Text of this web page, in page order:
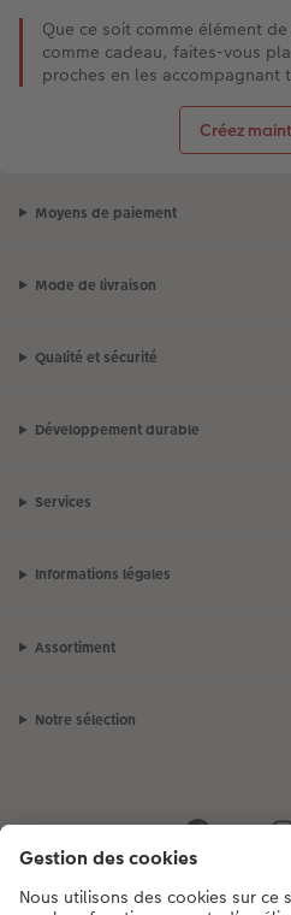
Que ce soit comme élément
comme cadeau, faites-vous
proches en les accompagnant
Créez
Moyens de paiement
Mode de livraison
Qualité et sécurité
Développement durable
Services
Informations légales
Assortiment
Notre sélection